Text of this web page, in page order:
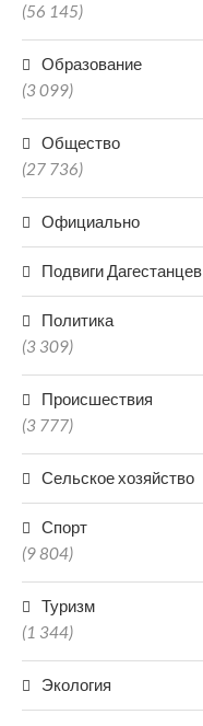
(56 145)
Образование
(3 099)
Общество
(27 736)
Официально
Подвиги Дагестанцев
Политика
(3 309)
Происшествия
(3 777)
Сельское хозяйство
Спорт
(9 804)
Туризм
(1 344)
Экология